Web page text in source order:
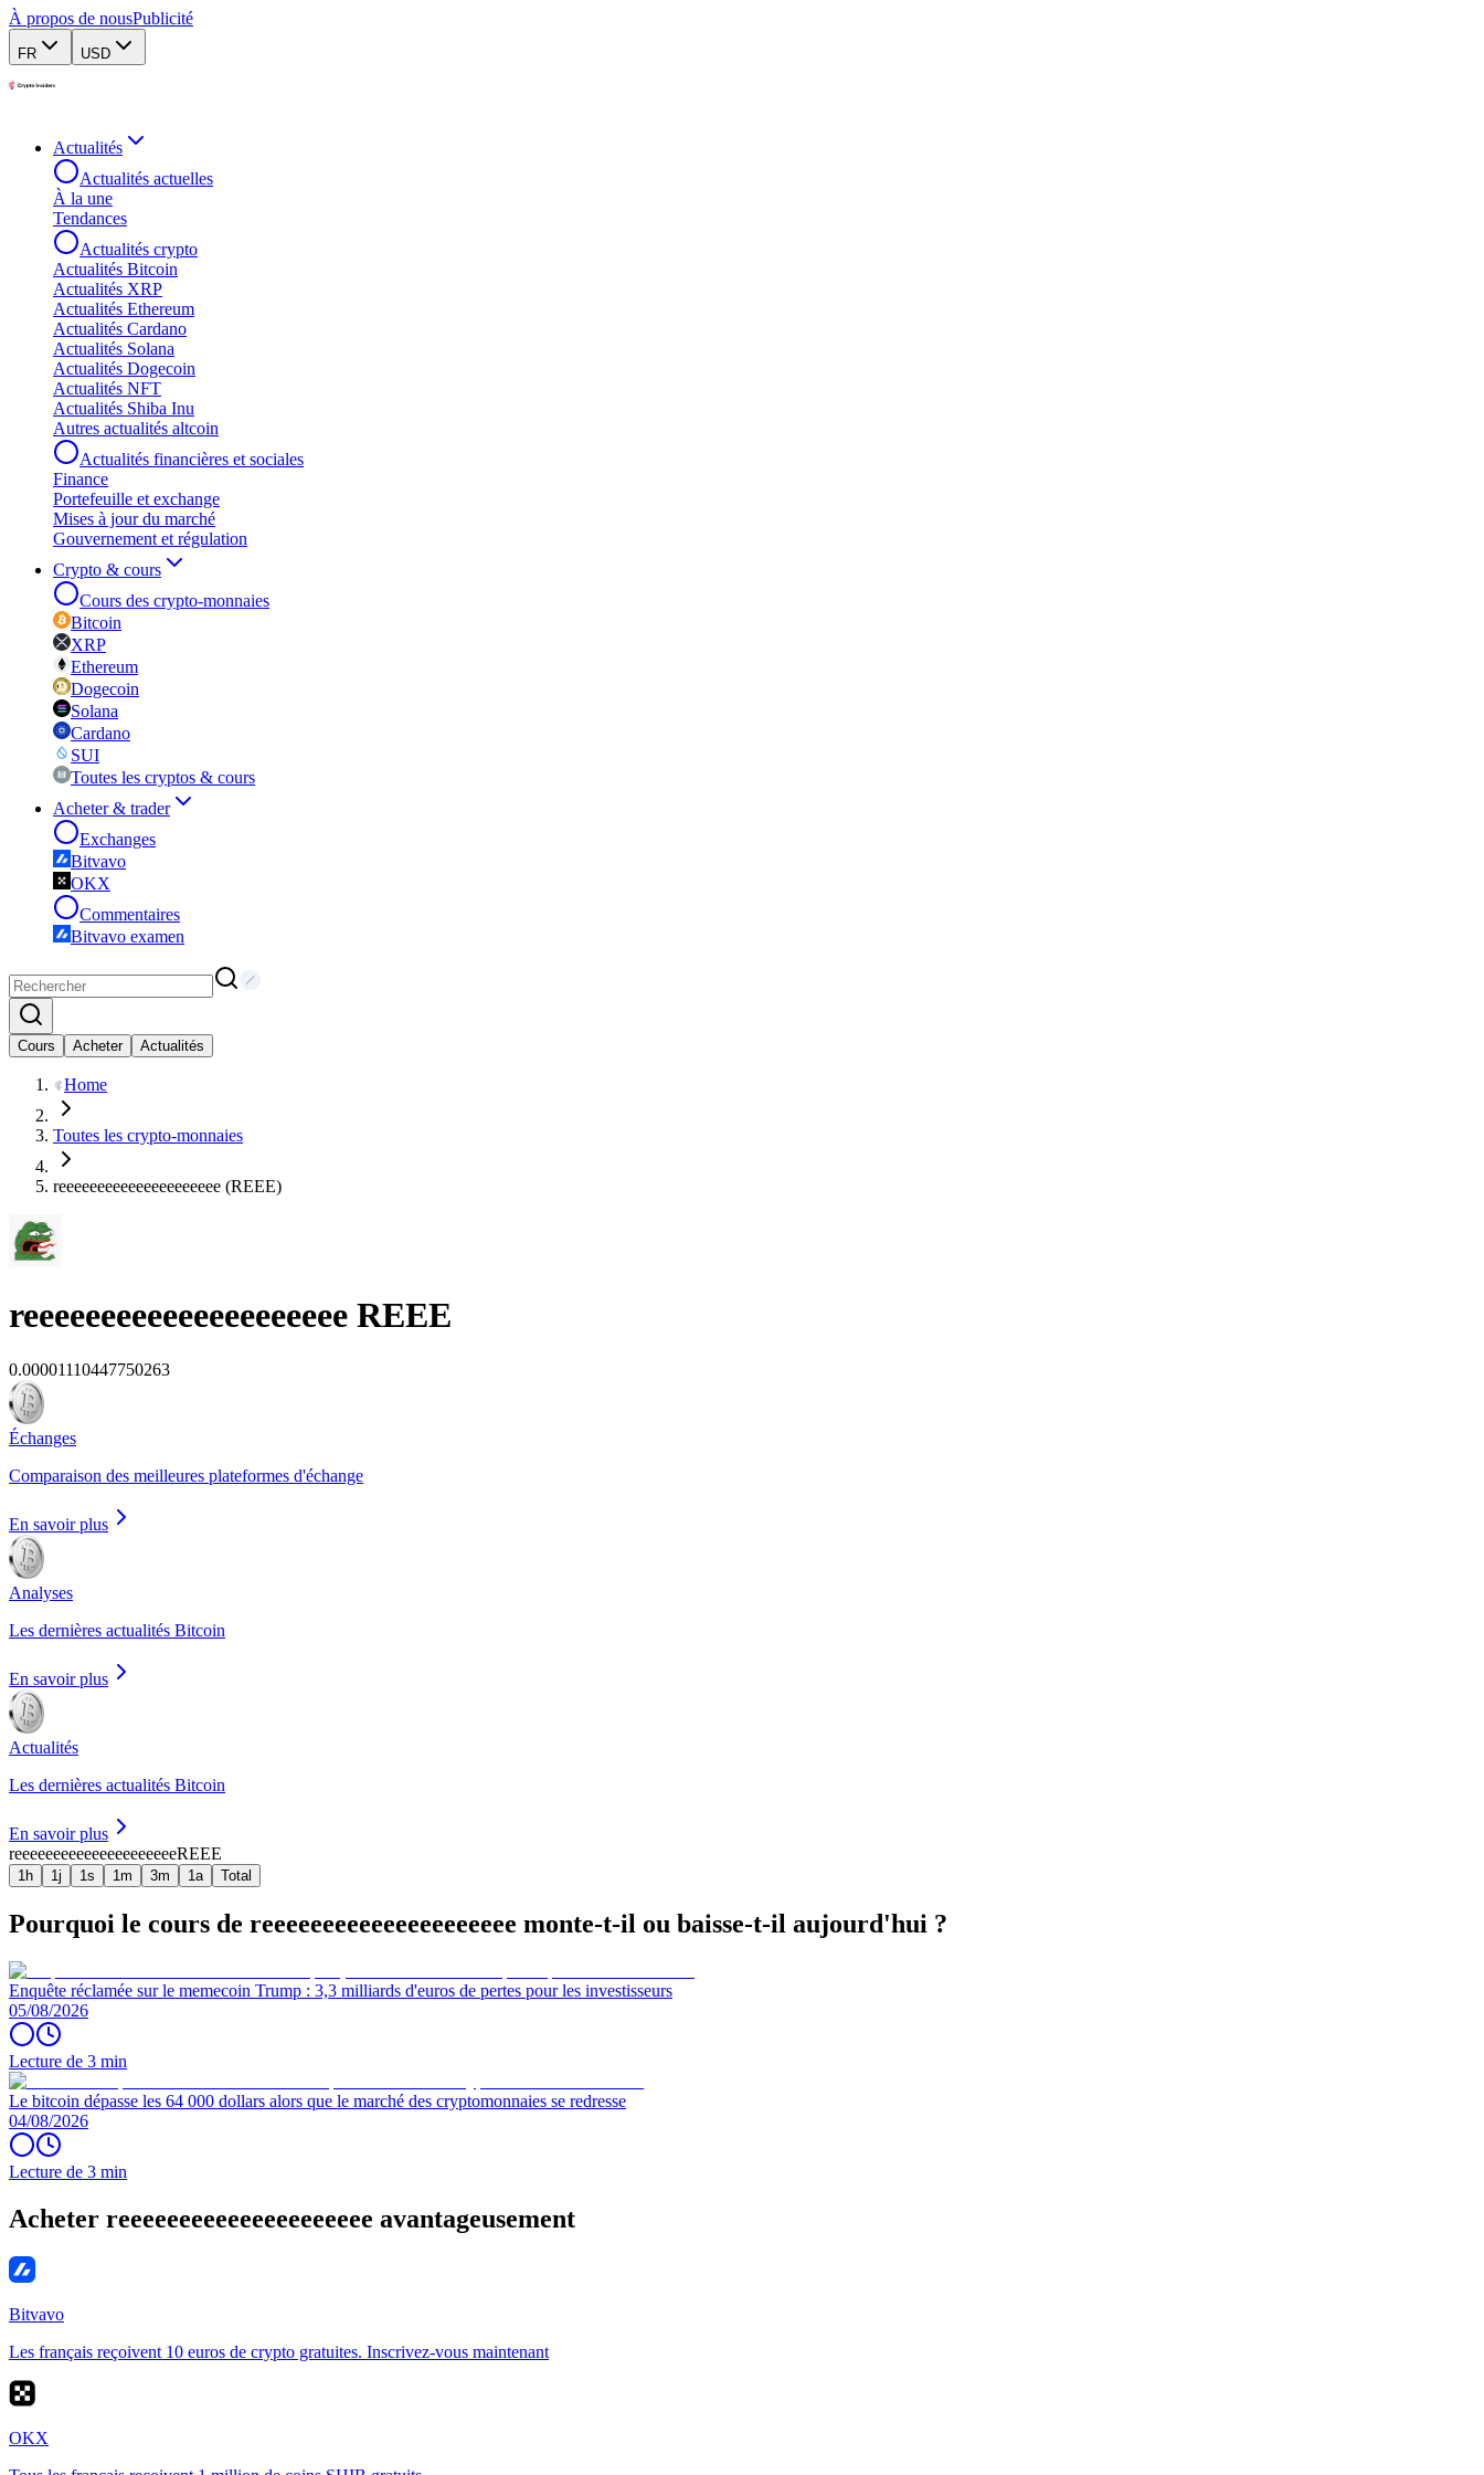
À propos de nousPublicité
FR USD
Actualités
Actualités actuelles
À la une
Tendances
Actualités crypto
Actualités Bitcoin
Actualités XRP
Actualités Ethereum
Actualités Cardano
Actualités Solana
Actualités Dogecoin
Actualités NFT
Actualités Shiba Inu
Autres actualités altcoin
Actualités financières et sociales
Finance
Portefeuille et exchange
Mises à jour du marché
Gouvernement et régulation
Crypto & cours
Cours des crypto-monnaies
Bitcoin
XRP
Ethereum
Dogecoin
Solana
Cardano
SUI
Toutes les cryptos & cours
Acheter & trader
Exchanges
Bitvavo
OKX
Commentaires
Bitvavo examen
Cours Acheter Actualités
Home
Toutes les crypto-monnaies
reeeeeeeeeeeeeeeeeeeee (REEE)
reeeeeeeeeeeeeeeeeeeee REEE
0.00001110447750263
Échanges
Comparaison des meilleures plateformes d'échange
En savoir plus
Analyses
Les dernières actualités Bitcoin
En savoir plus
Actualités
Les dernières actualités Bitcoin
En savoir plus
reeeeeeeeeeeeeeeeeeeeeREEE
1h 1j 1s 1m 3m 1a Total
Pourquoi le cours de reeeeeeeeeeeeeeeeeeeee monte-t-il ou baisse-t-il aujourd'hui ?
Enquête réclamée sur le memecoin Trump : 3,3 milliards d'euros de pertes pour les investisseurs
05/08/2026
Lecture de 3 min
Le bitcoin dépasse les 64 000 dollars alors que le marché des cryptomonnaies se redresse
04/08/2026
Lecture de 3 min
Acheter reeeeeeeeeeeeeeeeeeeee avantageusement
Bitvavo
Les français reçoivent 10 euros de crypto gratuites. Inscrivez-vous maintenant
OKX